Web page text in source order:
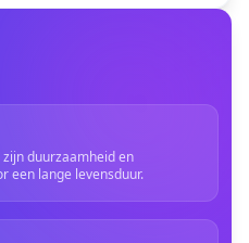
duurzaamheid en
een lange levensduur.